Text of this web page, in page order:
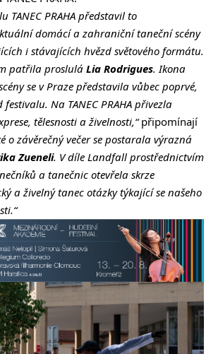
TANEC PRAHA představil to
domácí a zahraniční taneční scény
i stávajících hvězd světového formátu.
patřila proslulá Lia Rodrigues. Ikona
se v Praze představila vůbec poprvé,
Na TANEC PRAHA přivezla
tělesnosti a živelnosti,“připomínají
o závěrečný večer se postarala výrazná
Zueneli. V díle Landfall prostřednictvím
a tanečnic otevřela skrze
a živelný tanec otázky týkající se našeho